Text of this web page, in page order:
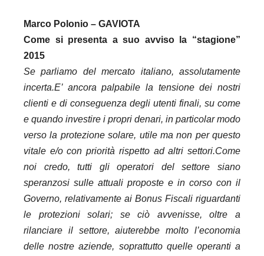
Marco Polonio – GAVIOTA
Come si presenta a suo avviso la “stagione”
2015
Se parliamo del mercato italiano, assolutamente
incerta.E’ ancora palpabile la tensione dei nostri
clienti e di conseguenza degli utenti finali, su come
e quando investire i propri denari, in particolar modo
verso la protezione solare, utile ma non per questo
vitale e/o con priorità rispetto ad altri settori.Come
noi credo, tutti gli operatori del settore siano
speranzosi sulle attuali proposte e in corso con il
Governo, relativamente ai Bonus Fiscali riguardanti
le protezioni solari; se ciò avvenisse, oltre a
rilanciare il settore, aiuterebbe molto l’economia
delle nostre aziende, soprattutto quelle operanti a